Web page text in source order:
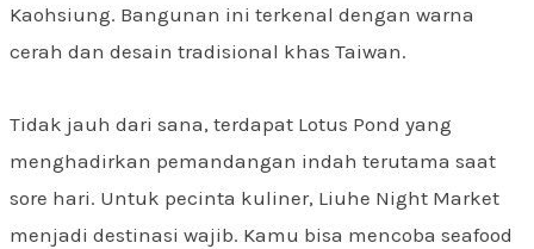
Kaohsiung. Bangunan ini terkenal dengan warna
cerah dan desain tradisional khas Taiwan.
Tidak jauh dari sana, terdapat Lotus Pond yang
menghadirkan pemandangan indah terutama saat
sore hari. Untuk pecinta kuliner, Liuhe Night Market
menjadi destinasi wajib. Kamu bisa mencoba seafood